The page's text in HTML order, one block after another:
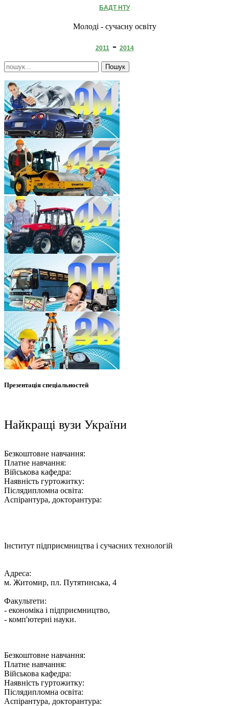
БАДТ НТУ
Молоді - сучасну освіту
2011- 2014
Презентація спеціальностей
Найкращі вузи України
Безкоштовне навчання:
Платне навчання:
Військова кафедра:
Наявність гуртожитку:
Післядипломна освіта:
Аспірантура, докторантура:
Інститут підприємництва і сучасних технологій
Адреса:
м. Житомир, пл. Путятинська, 4
Факультети:
- економіка і підприємництво,
- комп'ютерні науки.
Безкоштовне навчання:
Платне навчання:
Військова кафедра:
Наявність гуртожитку:
Післядипломна освіта:
Аспірантура, докторантура: